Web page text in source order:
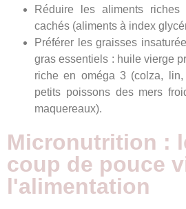
Réduire les aliments
cachés (aliments à index
Préférer les graisses
gras essentiels : huile vierge
riche en oméga 3 (colza,
petits poissons des mers
maquereaux).
Micronutrition :
coup de pouce
l'alimentation